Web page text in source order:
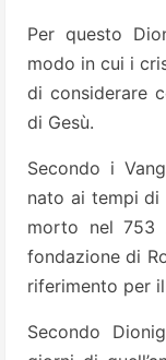
Per questo
modo in cui i
di considerare
di Gesù.
Secondo i
nato ai tempi di
morto nel 753
fondazione di
riferimento per
Secondo